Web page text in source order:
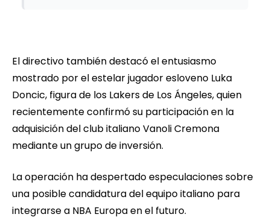
El directivo también destacó el entusiasmo
mostrado por el estelar jugador esloveno Luka
Doncic, figura de los Lakers de Los Ángeles, quien
recientemente confirmó su participación en la
adquisición del club italiano Vanoli Cremona
mediante un grupo de inversión.
La operación ha despertado especulaciones sobre
una posible candidatura del equipo italiano para
integrarse a NBA Europa en el futuro.